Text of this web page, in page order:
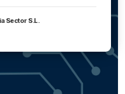
Sector S.L.